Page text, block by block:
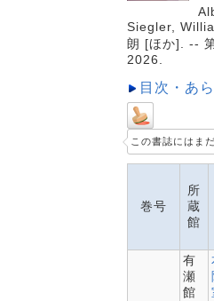
Siegler,
朗 [ほか]. --
2026.
目次・あ
この書誌にはま
巻号
所
蔵
館
有
瀬
館